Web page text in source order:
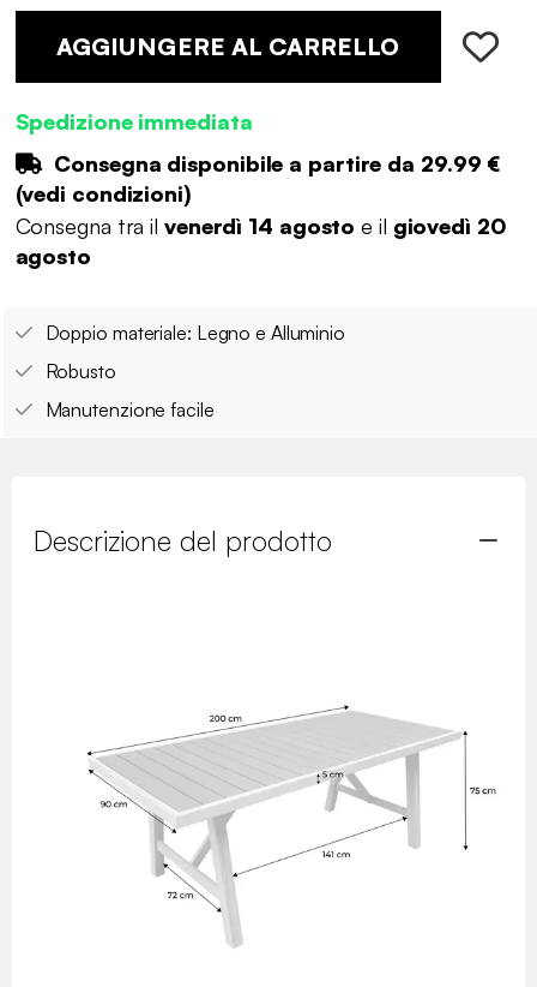
AGGIUNGERE AL CARRELLO
Spedizione immediata
Consegna disponibile a partire da 29.99 €
(vedi condizioni)
Consegna tra il venerdì 14 agosto e il giovedì 20
agosto
Doppio materiale: Legno e Alluminio
Robusto
Manutenzione facile
Descrizione del prodotto